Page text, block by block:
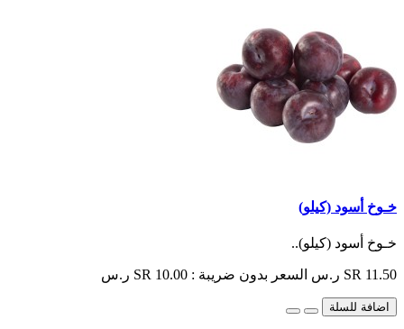
خـوخ أسود (كيلو)
خـوخ أسود (كيلو)..
SR 11.50 ر.س السعر بدون ضريبة : SR 10.00 ر.س
اضافة للسلة